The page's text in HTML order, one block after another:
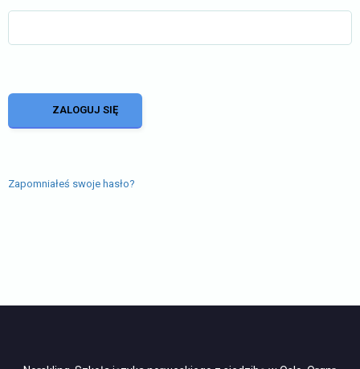
Zapomniałeś swoje hasło?